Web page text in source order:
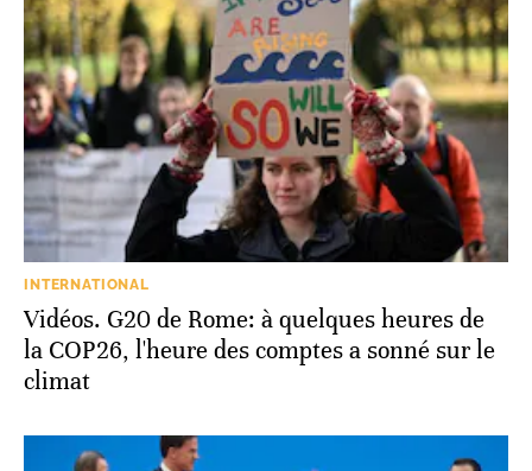
INTERNATIONAL
Vidéos. G20 de Rome: à quelques heures de
la COP26, l'heure des comptes a sonné sur le
climat